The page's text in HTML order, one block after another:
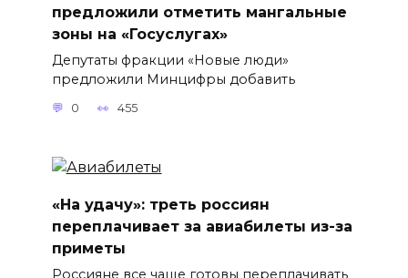
предложили отметить мангальные
зоны на «Госуслугах»
Депутаты фракции «Новые люди»
предложили Минцифры добавить
0 455
«На удачу»: треть россиян
переплачивает за авиабилеты из-за
приметы
Россияне все чаще готовы переплачивать